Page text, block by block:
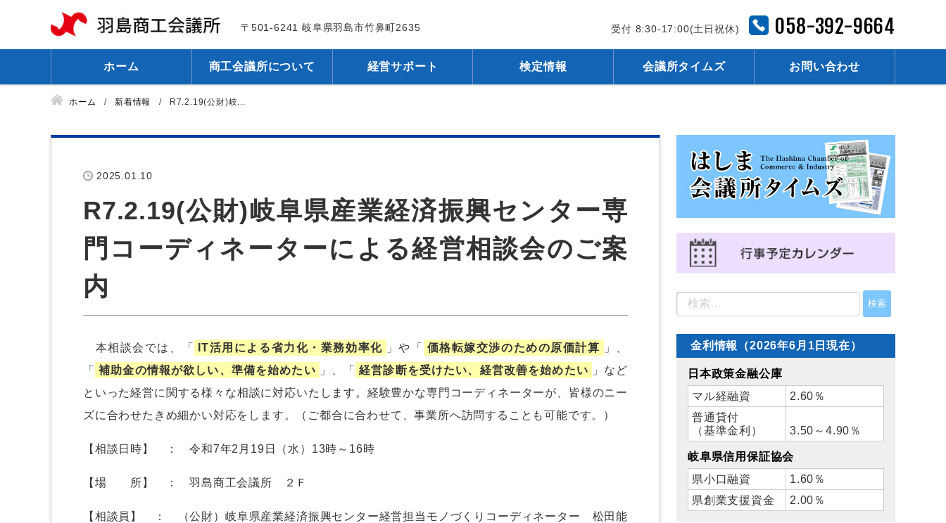
〒501-6241 岐阜県羽島市竹鼻町2635 受付 8:30-17:00(土日祝休) 058-392-9664
ホーム 商工会議所について 経営サポート 検定情報 会議所タイムズ お問い合わせ
ホーム 新着情報 R7.2.19(公財)岐...
2025.01.10
R7.2.19(公財)岐阜県産業経済振興センター専
門コーディネーターによる経営相談会のご案
内
本相談会では、「 IT活用による省力化・業務効率化 」や「 価格転嫁交渉のための原価計算
」、
「
補助金の情報が欲しい、準備を始めたい 」、「 経営診断を受けたい、経営改善を始めたい
」など
といった経営に関する様々な相談に対応いたします。経験豊かな専門コーディネーターが、皆様のニー
ズに合わせたきめ細かい対応をします。（ご都合に合わせて、事業所へ訪問することも可能です。）
【相談日時】 ： 令和7年2月19日（水）13時～16時
【場 所】 ： 羽島商工会議所 ２Ｆ
【相談員】 ： （公財）岐阜県産業経済振興センター経営担当モノづくりコーディネーター 松田能
金利情報（2026年6月1日現在）
日本政策金融公庫
マル経融資
2.60％
普通貸付
（基準金利）
3.50～4.90％
岐阜県信用保証協会
県小口融資
1.60％
県創業支援資金
2.00％